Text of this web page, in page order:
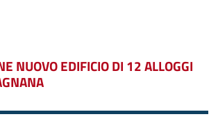
NUOVO EDIFICIO DI 12 ALLOGGI